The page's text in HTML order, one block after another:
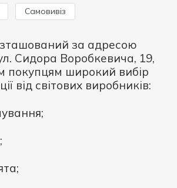
Самовивіз
за адресою
Сидора Воробкевича, 19,
покупцям широкий вибір
від світових виробників: